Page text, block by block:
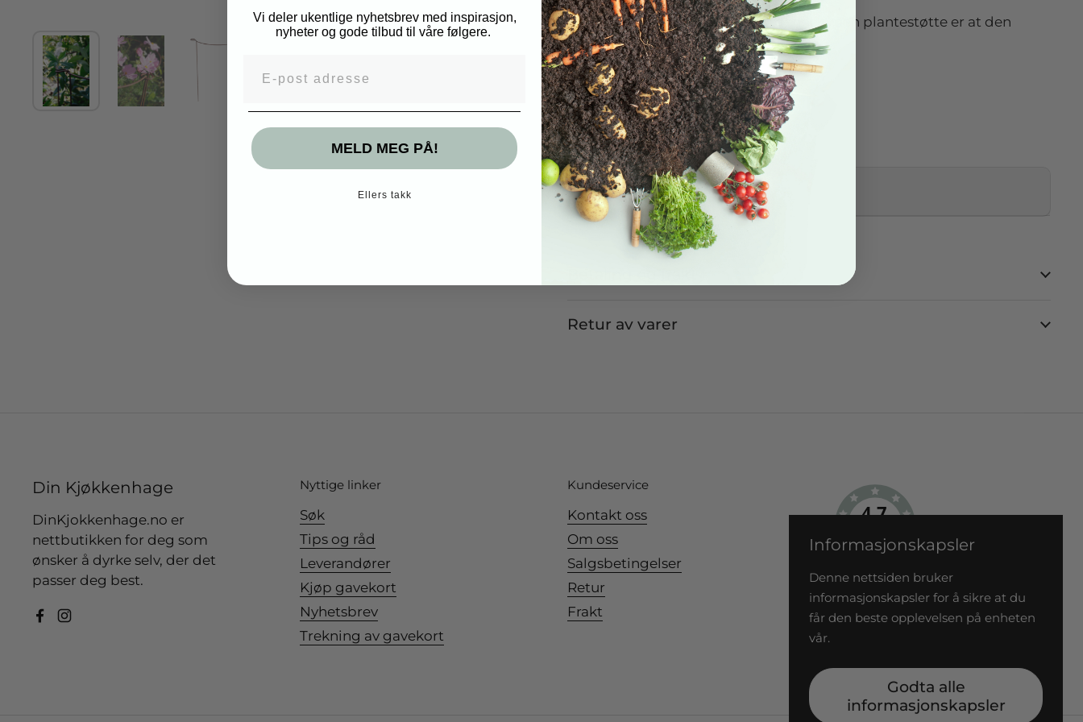
Vis lysbilde 1Vis lysbilde 2Vis lysbilde 3
Fordelen ved å benytte seg av denne typen plantestøtte er at den
enkelt kan tilpasses fra år til år.
Produktspesifikasjoner:
Bredde: 30cm
Høyde: 50cm
Materiale: Metall
Passer sammen med
Retur av varer
Din Kjøkkenhage
DinKjokkenhage.no er
nettbutikken for deg som
ønsker å dyrke selv, der det
passer deg best.
Facebook
Instagram
Nyttige linker
Søk
Tips og råd
Leverandører
Kjøp gavekort
Nyhetsbrev
Trekning av gavekort
Kundeservice
Kontakt oss
Om oss
Salgsbetingelser
Retur
Frakt
4.7/5
Informasjonskapsler
Denne nettsiden bruker
informasjonskapsler for å sikre at du
får den beste opplevelsen på enheten
vår.
Godta alle
informasjonskapsler
Vi deler ukentlige nyhetsbrev med inspirasjon,
nyheter og gode tilbud til våre følgere.
MELD MEG PÅ!
Ellers takk